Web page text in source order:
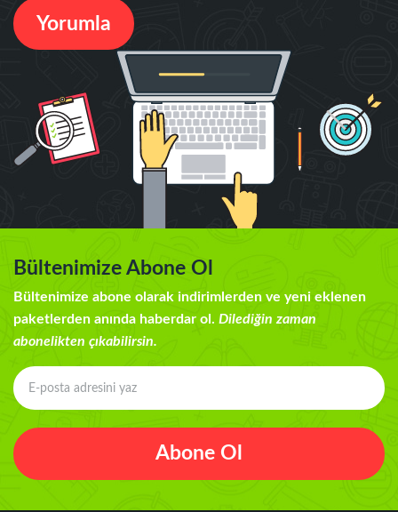
Yorumla
Bültenimize Abone Ol
Bültenimize abone olarak indirimlerden ve yeni eklenen
paketlerden anında haberdar ol. Dilediğin zaman
abonelikten çıkabilirsin.
Abone Ol